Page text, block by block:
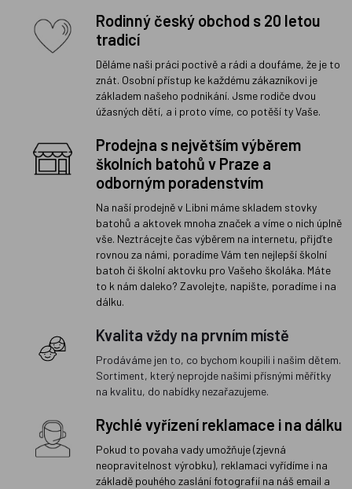
Rodinný český obchod s 20 letou
tradicí
Děláme naši práci poctivě a rádi a doufáme, že je to
znát. Osobní přístup ke každému zákazníkovi je
základem našeho podnikání. Jsme rodiče dvou
úžasných dětí, a i proto víme, co potěší ty Vaše.
Prodejna s největším výběrem
školních batohů v Praze a
odborným poradenstvím
Na naší prodejně v Libni máme skladem stovky
batohů a aktovek mnoha značek a víme o nich úplně
vše. Neztrácejte čas výběrem na internetu, přijďte
rovnou za námi, poradíme Vám ten nejlepší školní
batoh či školní aktovku pro Vašeho školáka. Máte
to k nám daleko? Zavolejte, napište, poradíme i na
dálku.
Kvalita vždy na prvním místě
Prodáváme jen to, co bychom koupili i našim dětem.
Sortiment, který neprojde našimi přísnými měřítky
na kvalitu, do nabídky nezařazujeme.
Rychlé vyřízení reklamace i na dálku
Pokud to povaha vady umožňuje (zjevná
neopravitelnost výrobku), reklamaci vyřídíme i na
základě pouhého zaslání fotografií na náš email a